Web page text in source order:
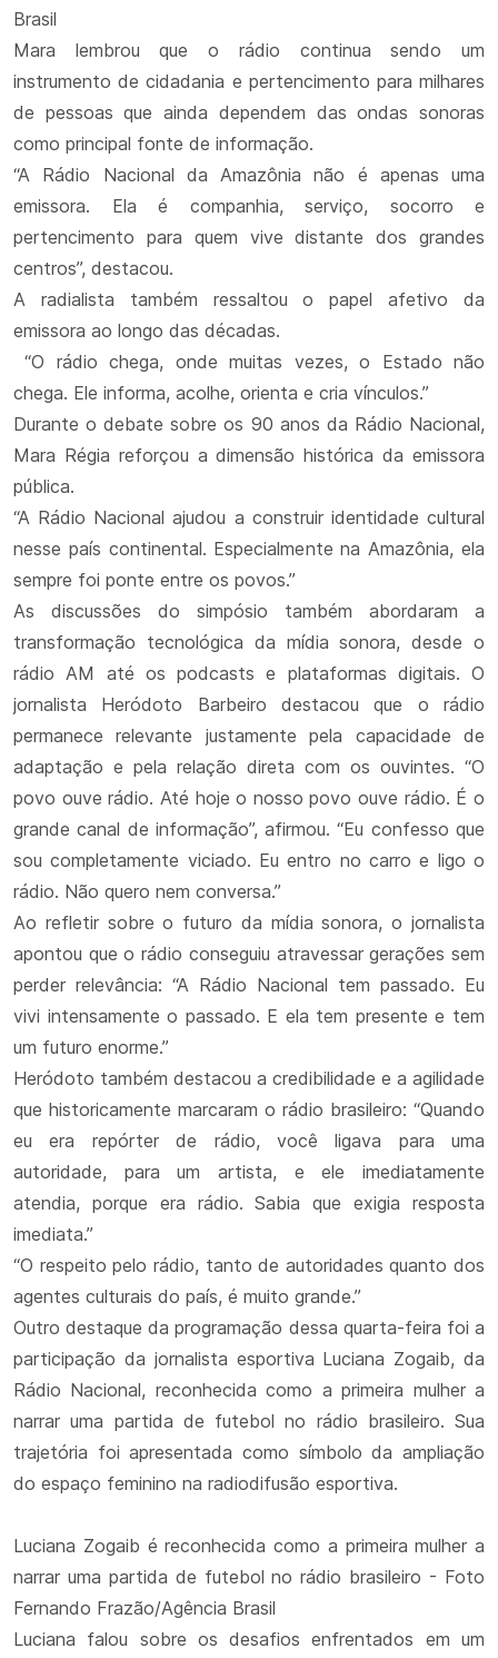
Brasil
Mara lembrou que o rádio continua sendo um
instrumento de cidadania e pertencimento para milhares
de pessoas que ainda dependem das ondas sonoras
como principal fonte de informação.
“A Rádio Nacional da Amazônia não é apenas uma
emissora. Ela é companhia, serviço, socorro e
pertencimento para quem vive distante dos grandes
centros”, destacou.
A radialista também ressaltou o papel afetivo da
emissora ao longo das décadas.
“O rádio chega, onde muitas vezes, o Estado não
chega. Ele informa, acolhe, orienta e cria vínculos.”
Durante o debate sobre os 90 anos da Rádio Nacional,
Mara Régia reforçou a dimensão histórica da emissora
pública.
“A Rádio Nacional ajudou a construir identidade cultural
nesse país continental. Especialmente na Amazônia, ela
sempre foi ponte entre os povos.”
As discussões do simpósio também abordaram a
transformação tecnológica da mídia sonora, desde o
rádio AM até os podcasts e plataformas digitais. O
jornalista Heródoto Barbeiro destacou que o rádio
permanece relevante justamente pela capacidade de
adaptação e pela relação direta com os ouvintes. “O
povo ouve rádio. Até hoje o nosso povo ouve rádio. É o
grande canal de informação”, afirmou. “Eu confesso que
sou completamente viciado. Eu entro no carro e ligo o
rádio. Não quero nem conversa.”
Ao refletir sobre o futuro da mídia sonora, o jornalista
apontou que o rádio conseguiu atravessar gerações sem
perder relevância: “A Rádio Nacional tem passado. Eu
vivi intensamente o passado. E ela tem presente e tem
um futuro enorme.”
Heródoto também destacou a credibilidade e a agilidade
que historicamente marcaram o rádio brasileiro: “Quando
eu era repórter de rádio, você ligava para uma
autoridade, para um artista, e ele imediatamente
atendia, porque era rádio. Sabia que exigia resposta
imediata.”
“O respeito pelo rádio, tanto de autoridades quanto dos
agentes culturais do país, é muito grande.”
Outro destaque da programação dessa quarta-feira foi a
participação da jornalista esportiva Luciana Zogaib, da
Rádio Nacional, reconhecida como a primeira mulher a
narrar uma partida de futebol no rádio brasileiro. Sua
trajetória foi apresentada como símbolo da ampliação
do espaço feminino na radiodifusão esportiva.
Luciana Zogaib é reconhecida como a primeira mulher a
narrar uma partida de futebol no rádio brasileiro - Foto
Fernando Frazão/Agência Brasil
Luciana falou sobre os desafios enfrentados em um